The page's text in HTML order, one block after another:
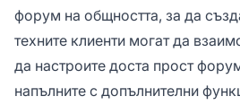
форум на общността, за да
техните клиенти могат да
да настроите доста прост
напълните с допълнителни